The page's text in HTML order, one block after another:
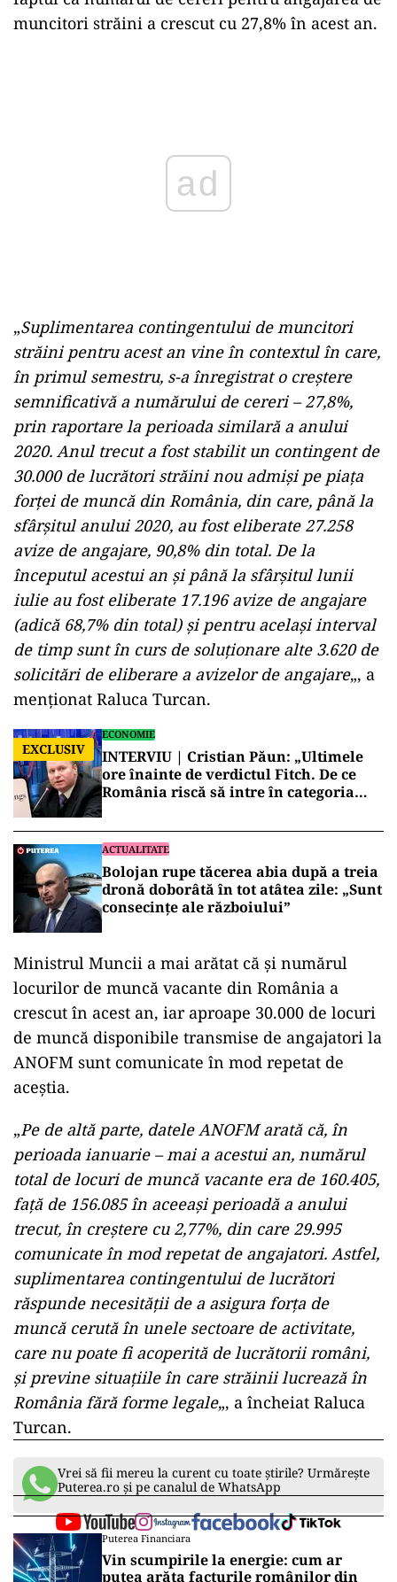
muncitori străini a crescut cu 27,8% în acest an.
„Suplimentarea contingentului de muncitori
străini pentru acest an vine în contextul în care,
în primul semestru, s-a înregistrat o creştere
semnificativă a numărului de cereri – 27,8%,
prin raportare la perioada similară a anului
2020. Anul trecut a fost stabilit un contingent de
30.000 de lucrători străini nou admişi pe piaţa
forţei de muncă din România, din care, până la
sfârşitul anului 2020, au fost eliberate 27.258
avize de angajare, 90,8% din total. De la
începutul acestui an şi până la sfârşitul lunii
iulie au fost eliberate 17.196 avize de angajare
(adică 68,7% din total) şi pentru acelaşi interval
de timp sunt în curs de soluţionare alte 3.620 de
solicitări de eliberare a avizelor de angajare„, a
menţionat Raluca Turcan.
EXCLUSIV
ECONOMIE
INTERVIU | Cristian Păun: „Ultimele
ore înainte de verdictul Fitch. De ce
România riscă să intre în categoria
ACTUALITATE
Bolojan rupe tăcerea abia după a treia
dronă doborâtă în tot atâtea zile: „Sunt
consecințe ale războiului”
Ministrul Muncii a mai arătat că şi numărul
locurilor de muncă vacante din România a
crescut în acest an, iar aproape 30.000 de locuri
de muncă disponibile transmise de angajatori la
ANOFM sunt comunicate în mod repetat de
aceştia.
„Pe de altă parte, datele ANOFM arată că, în
perioada ianuarie – mai a acestui an, numărul
total de locuri de muncă vacante era de 160.405,
faţă de 156.085 în aceeaşi perioadă a anului
trecut, în creştere cu 2,77%, din care 29.995
comunicate în mod repetat de angajatori. Astfel,
suplimentarea contingentului de lucrători
răspunde necesităţii de a asigura forţa de
muncă cerută în unele sectoare de activitate,
care nu poate fi acoperită de lucrătorii români,
şi previne situaţiile în care străinii lucrează în
România fără forme legale„, a încheiat Raluca
Turcan.
Vrei să fii mereu la curent cu toate știrile? Urmărește
Puterea.ro și pe canalul de WhatsApp
Puterea Financiara
Vin scumpirile la energie: cum ar
putea arăta facturile românilor din